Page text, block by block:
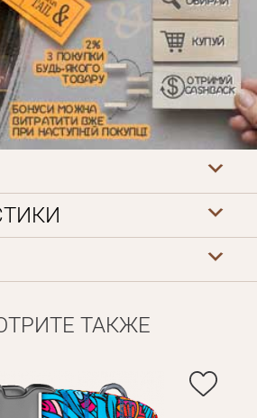
ТАКЖЕ
отправленно письмо с сылкой для